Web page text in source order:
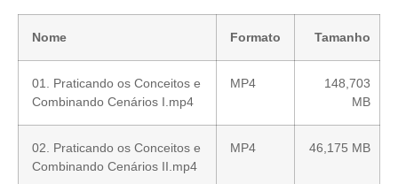
Nome Formato Tamanho
01. Praticando os Conceitos e
Combinando Cenários I.mp4
MP4
148,703
MB
02. Praticando os Conceitos e
Combinando Cenários II.mp4
MP4 46,175 MB